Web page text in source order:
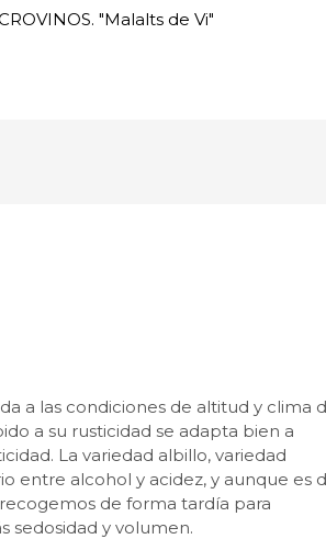
"Malalts de Vi"
a las condiciones de altitud y clima
a su rusticidad se adapta bien a
La variedad albillo, variedad
entre alcohol y acidez, y aunque es
de forma tardía para
sedosidad y volumen.